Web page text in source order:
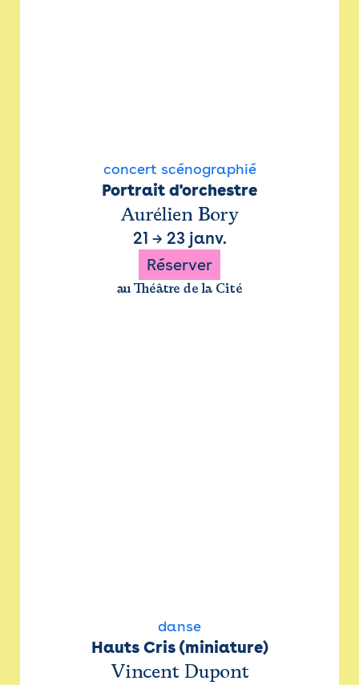
concert scénographié
Portrait d'orchestre
Aurélien Bory
21 → 23 janv.
Réserver
au Théâtre de la Cité
danse
Hauts Cris (miniature)
Vincent Dupont